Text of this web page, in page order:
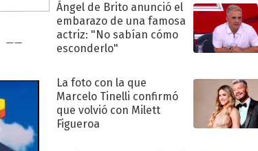
Ángel de Brito anunció el
embarazo de una famosa
actriz: "No sabían cómo
esconderlo"
La foto con la que
Marcelo Tinelli confirmó
que volvió con Milett
Figueroa